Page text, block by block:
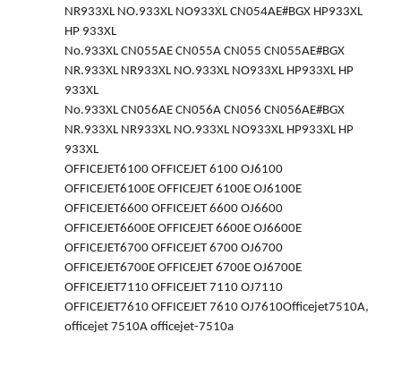
NR933XL NO.933XL NO933XL CN054AE#BGX HP933XL
HP 933XL
No.933XL CN055AE CN055A CN055 CN055AE#BGX
NR.933XL NR933XL NO.933XL NO933XL HP933XL HP
933XL
No.933XL CN056AE CN056A CN056 CN056AE#BGX
NR.933XL NR933XL NO.933XL NO933XL HP933XL HP
933XL
OFFICEJET6100 OFFICEJET 6100 OJ6100
OFFICEJET6100E OFFICEJET 6100E OJ6100E
OFFICEJET6600 OFFICEJET 6600 OJ6600
OFFICEJET6600E OFFICEJET 6600E OJ6600E
OFFICEJET6700 OFFICEJET 6700 OJ6700
OFFICEJET6700E OFFICEJET 6700E OJ6700E
OFFICEJET7110 OFFICEJET 7110 OJ7110
OFFICEJET7610 OFFICEJET 7610 OJ7610Officejet7510A,
officejet 7510A officejet-7510a